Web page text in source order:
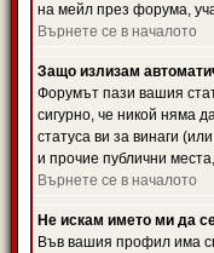
на мейл през форума,
Върнете се в началото
Защо излизам
Форумът пази вашия
сигурно, че никой няма
статуса ви за винаги
и прочие публични
Върнете се в началото
Не искам името ми да
Във вашия профил има